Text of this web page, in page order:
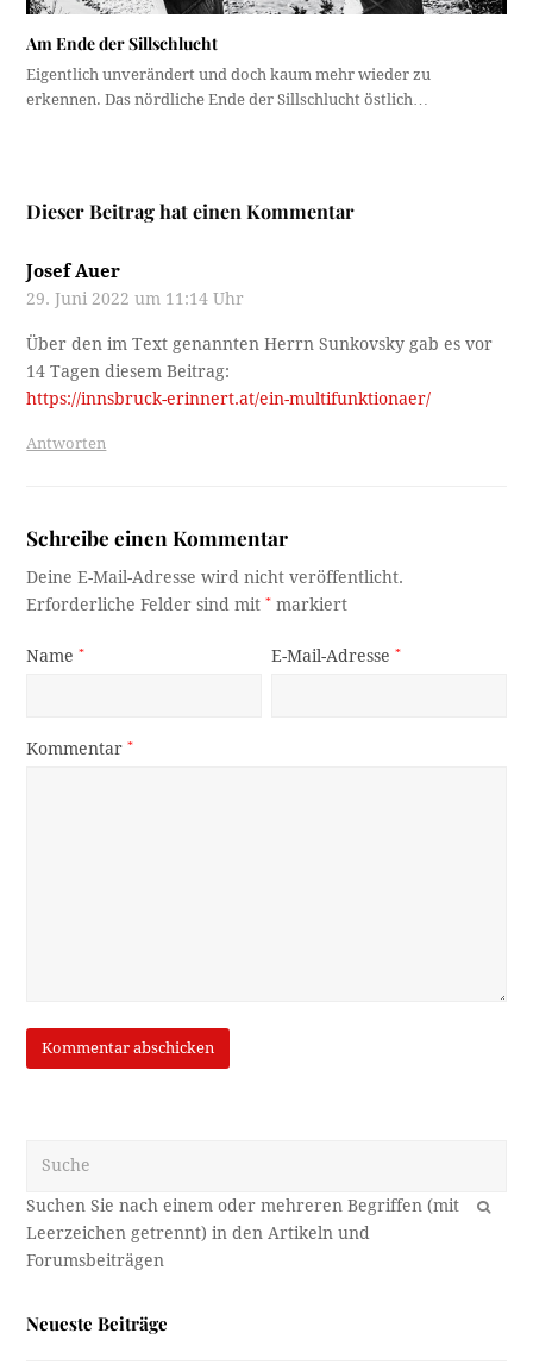
Am Ende der Sillschlucht
Eigentlich unverändert und doch kaum mehr wieder zu
erkennen. Das nördliche Ende der Sillschlucht östlich…
Dieser Beitrag hat einen Kommentar
Josef Auer
29. Juni 2022 um 11:14 Uhr
Über den im Text genannten Herrn Sunkovsky gab es vor
14 Tagen diesem Beitrag:
https://innsbruck-erinnert.at/ein-multifunktionaer/
Antworten
Schreibe einen Kommentar
Deine E-Mail-Adresse wird nicht veröffentlicht.
Erforderliche Felder sind mit* markiert
Name* E-Mail-Adresse*
Kommentar*
OK
Neueste Beiträge